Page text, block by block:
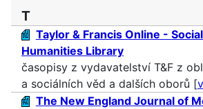
T
Taylor & Francis Online -
Humanities Library
časopisy z vydavatelství T&F z
a sociálních věd a dalších oborů [
The New England Journal of